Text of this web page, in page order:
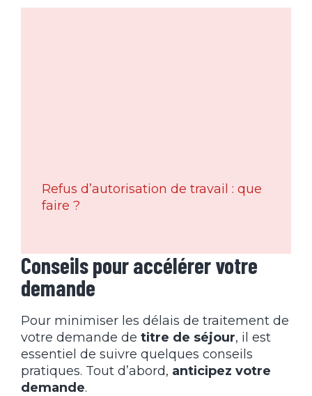
Refus d’autorisation de travail : que
faire ?
Conseils pour accélérer votre
demande
Pour minimiser les délais de traitement de
votre demande de titre de séjour, il est
essentiel de suivre quelques conseils
pratiques. Tout d’abord, anticipez votre
demande.